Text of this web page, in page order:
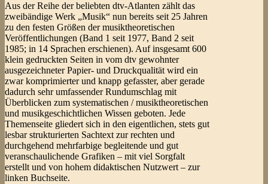
Aus der Reihe der beliebten dtv-Atlanten zählt das
zweibändige Werk „Musik“ nun bereits seit 25 Jahren
zu den festen Größen der musiktheoretischen
Veröffentlichungen (Band 1 seit 1977, Band 2 seit
1985; in 14 Sprachen erschienen). Auf insgesamt 600
klein gedruckten Seiten in vom dtv gewohnter
ausgezeichneter Papier- und Druckqualität wird ein
zwar komprimierter und knapp gefasster, aber gerade
dadurch sehr umfassender Rundumschlag mit
Überblicken zum systematischen / musiktheoretischen
und musikgeschichtlichen Wissen geboten. Jede
Themenseite gliedert sich in den eigentlichen, stets gut
lesbar strukturierten Sachtext zur rechten und
durchgehend mehrfarbige begleitende und gut
veranschaulichende Grafiken – mit viel Sorgfalt
erstellt und von hohem didaktischen Nutzwert – zur
linken Buchseite.